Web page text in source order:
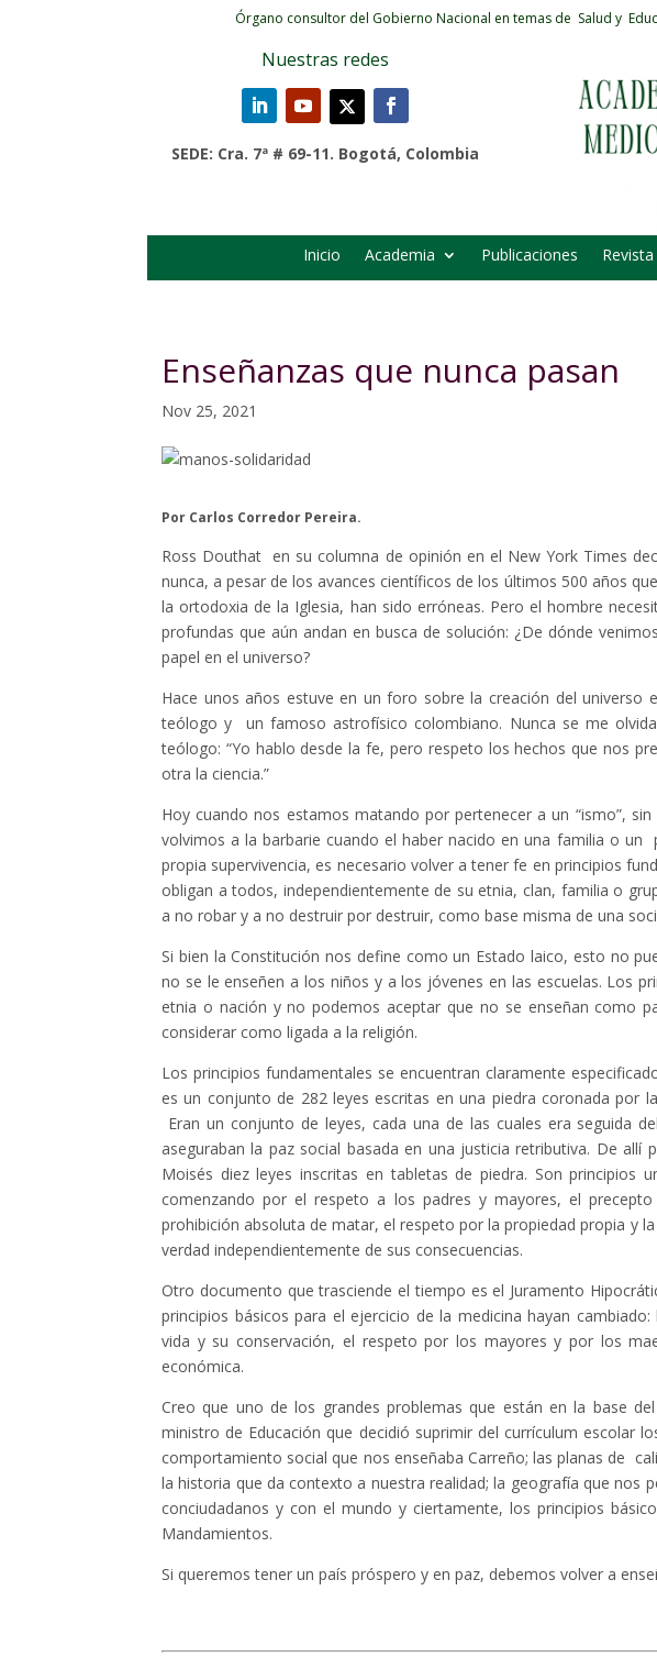
Órgano consultor del Gobierno Nacional en temas de Salud y
Nuestras redes
SEDE: Cra. 7ª # 69-11. Bogotá, Colombia
Inicio Academia Publicaciones Revista
Enseñanzas que nunca pasan
Nov 25, 2021
Por Carlos Corredor Pereira.
Ross Douthat en su columna de opinión en el New York Times
nunca, a pesar de los avances científicos de los últimos 500 años
la ortodoxia de la Iglesia, han sido erróneas. Pero el hombre
profundas que aún andan en busca de solución: ¿De dónde
papel en el universo?
Hace unos años estuve en un foro sobre la creación del universo
teólogo y un famoso astrofísico colombiano. Nunca se me
teólogo: “Yo hablo desde la fe, pero respeto los hechos que nos
otra la ciencia.”
Hoy cuando nos estamos matando por pertenecer a un “ismo”,
volvimos a la barbarie cuando el haber nacido en una familia o
propia supervivencia, es necesario volver a tener fe en principios
obligan a todos, independientemente de su etnia, clan, familia o
a no robar y a no destruir por destruir, como base misma de una
Si bien la Constitución nos define como un Estado laico, esto no
no se le enseñen a los niños y a los jóvenes en las escuelas. Los
etnia o nación y no podemos aceptar que no se enseñan como
considerar como ligada a la religión.
Los principios fundamentales se encuentran claramente
es un conjunto de 282 leyes escritas en una piedra coronada por
Eran un conjunto de leyes, cada una de las cuales era seguida
aseguraban la paz social basada en una justicia retributiva. De
Moisés diez leyes inscritas en tabletas de piedra. Son principios
comenzando por el respeto a los padres y mayores, el
prohibición absoluta de matar, el respeto por la propiedad propia y
verdad independientemente de sus consecuencias.
Otro documento que trasciende el tiempo es el Juramento
principios básicos para el ejercicio de la medicina hayan
vida y su conservación, el respeto por los mayores y por los
económica.
Creo que uno de los grandes problemas que están en la base
ministro de Educación que decidió suprimir del currículum escolar
comportamiento social que nos enseñaba Carreño; las planas de
la historia que da contexto a nuestra realidad; la geografía que nos
conciudadanos y con el mundo y ciertamente, los principios
Mandamientos.
Si queremos tener un país próspero y en paz, debemos volver a